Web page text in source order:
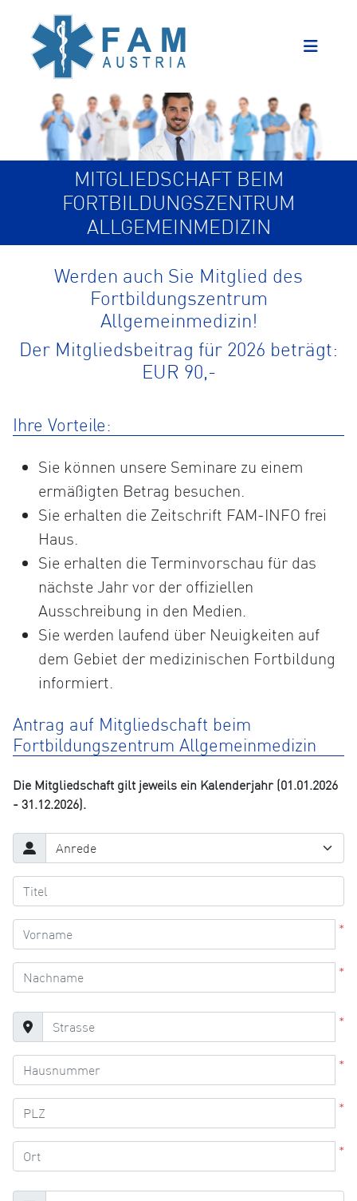
MITGLIEDSCHAFT BEIM
FORTBILDUNGSZENTRUM
ALLGEMEINMEDIZIN
Werden auch Sie Mitglied des
Fortbildungszentrum
Allgemeinmedizin!
Der Mitgliedsbeitrag für 2026 beträgt:
EUR 90,-
Ihre Vorteile:
Sie können unsere Seminare zu einem
ermäßigten Betrag besuchen.
Sie erhalten die Zeitschrift FAM-INFO frei
Haus.
Sie erhalten die Terminvorschau für das
nächste Jahr vor der offiziellen
Ausschreibung in den Medien.
Sie werden laufend über Neuigkeiten auf
dem Gebiet der medizinischen Fortbildung
informiert.
Antrag auf Mitgliedschaft beim
Fortbildungszentrum Allgemeinmedizin
Die Mitgliedschaft gilt jeweils ein Kalenderjahr (01.01.2026
- 31.12.2026).
*
*
*
*
*
*